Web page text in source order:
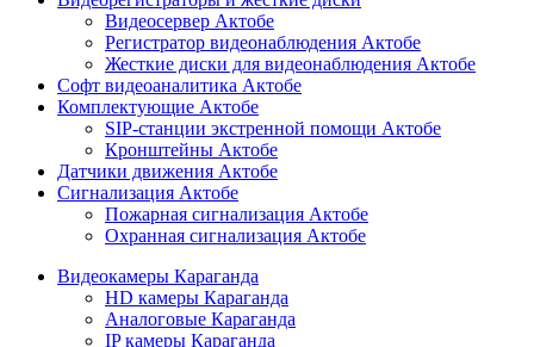
Видеосервер Актобе
Регистратор видеонаблюдения Актобе
Жесткие диски для видеонаблюдения Актобе
Софт видеоаналитика Актобе
Комплектующие Актобе
SIP-станции экстренной помощи Актобе
Кронштейны Актобе
Датчики движения Актобе
Сигнализация Актобе
Пожарная сигнализация Актобе
Охранная сигнализация Актобе
Видеокамеры Караганда
HD камеры Караганда
Аналоговые Караганда
IP камеры Караганда